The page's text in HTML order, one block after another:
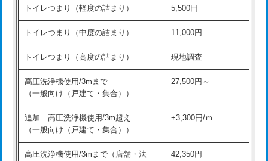
トイレつまり（軽度の詰まり） 5,500円
トイレつまり（中度の詰まり） 11,000円
トイレつまり（高度の詰まり） 現地調査
高圧洗浄機使用/3mまで
（一般向け（戸建て・集合））
27,500円～
追加 高圧洗浄機使用/3m超え
（一般向け（戸建て・集合））
+3,300円/ｍ
高圧洗浄機使用/3mまで（店舗・法
42,350円